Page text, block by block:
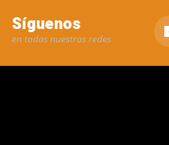
Síguenos
en todas nuestras redes